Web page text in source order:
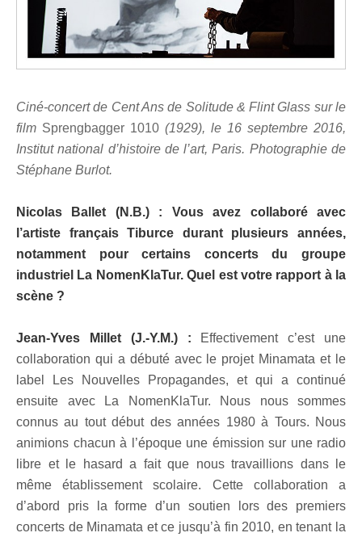
Ciné-concert de Cent Ans de Solitude & Flint Glass sur le
film Sprengbagger 1010 (1929), le 16 septembre 2016,
Institut national d’histoire de l’art, Paris. Photographie de
Stéphane Burlot.
Nicolas Ballet (N.B.) : Vous avez collaboré avec
l’artiste français Tiburce durant plusieurs années,
notamment pour certains concerts du groupe
industriel La NomenKlaTur. Quel est votre rapport à la
scène ?
Jean-Yves Millet (J.-Y.M.) : Effectivement c’est une
collaboration qui a débuté avec le projet Minamata et le
label Les Nouvelles Propagandes, et qui a continué
ensuite avec La NomenKlaTur. Nous nous sommes
connus au tout début des années 1980 à Tours. Nous
animions chacun à l’époque une émission sur une radio
libre et le hasard a fait que nous travaillions dans le
même établissement scolaire. Cette collaboration a
d’abord pris la forme d’un soutien lors des premiers
concerts de Minamata et ce jusqu’à fin 2010, en tenant la